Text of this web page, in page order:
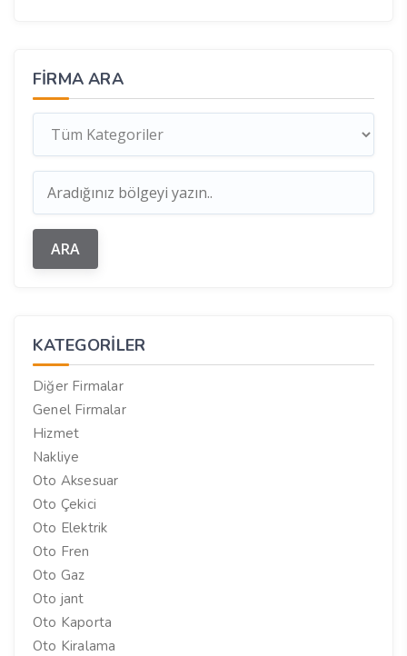
FIRMA ARA
KATEGORILER
Diğer Firmalar
Genel Firmalar
Hizmet
Nakliye
Oto Aksesuar
Oto Çekici
Oto Elektrik
Oto Fren
Oto Gaz
Oto jant
Oto Kaporta
Oto Kiralama